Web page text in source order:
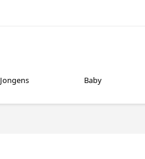
Jongens Baby